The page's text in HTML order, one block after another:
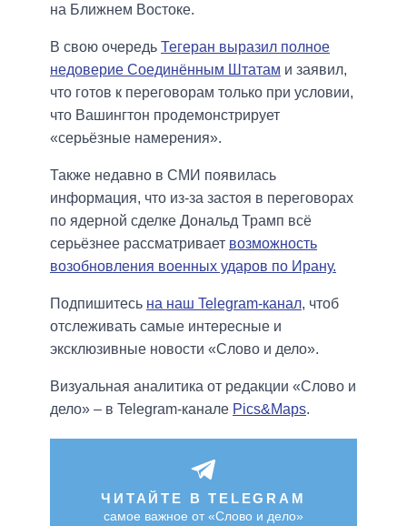
на Ближнем Востоке.
В свою очередь Тегеран выразил полное
недоверие Соединённым Штатам и заявил,
что готов к переговорам только при условии,
что Вашингтон продемонстрирует
«серьёзные намерения».
Также недавно в СМИ появилась
информация, что из-за застоя в переговорах
по ядерной сделке Дональд Трамп всё
серьёзнее рассматривает возможность
возобновления военных ударов по Ирану.
Подпишитесь на наш Telegram-канал, чтоб
отслеживать самые интересные и
эксклюзивные новости «Слово и дело».
Визуальная аналитика от редакции «Слово и
дело» – в Telegram-канале Pics&Maps.
ЧИТАЙТЕ В TELEGRAM
самое важное от «Слово и дело»